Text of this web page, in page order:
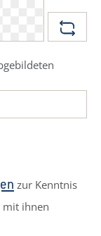
zur Kenntnis
mit ihnen